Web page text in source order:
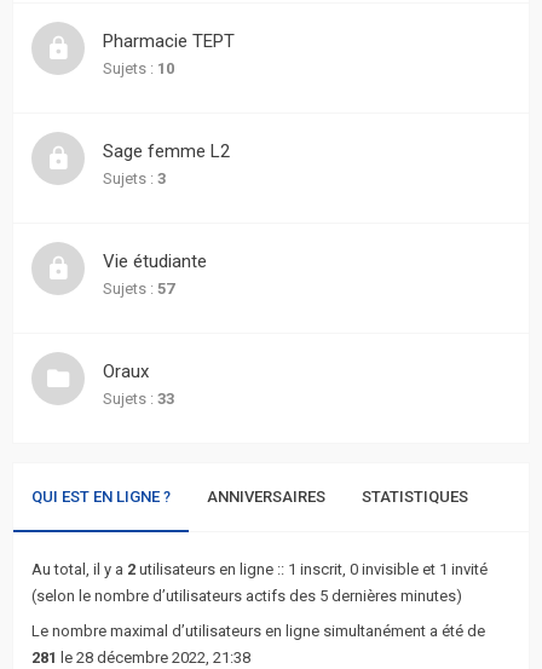
sans
réponse
actifs
Recherche
avancée
L’équipe
Pharmacie TEPT
Sujets : 10
Sage femme L2
Sujets : 3
Vie étudiante
Sujets : 57
Oraux
Sujets : 33
QUI EST EN LIGNE ? ANNIVERSAIRES STATISTIQUES
Au total, il y a 2 utilisateurs en ligne :: 1 inscrit, 0 invisible et 1 invité
(selon le nombre d’utilisateurs actifs des 5 dernières minutes)
Le nombre maximal d’utilisateurs en ligne simultanément a été de
281 le 28 décembre 2022, 21:38